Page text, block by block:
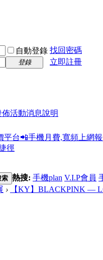
自動登錄 找回密碼
登錄
立即註冊
活動消息說明
平台📲手機月費,寬頻上網
徑
索 熱搜: 手機plan V.I.P會員
› 【KY】BLACKPINK —